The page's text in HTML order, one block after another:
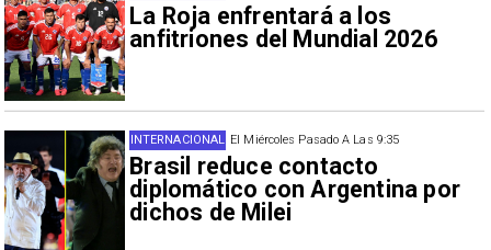
La Roja enfrentará a los
anfitriones del Mundial 2026
El Miércoles Pasado A Las 9:35
Brasil reduce contacto
diplomático con Argentina por
dichos de Milei
INTERNACIONAL